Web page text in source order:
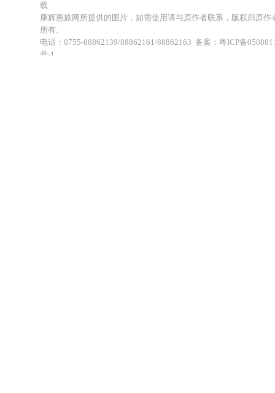
载
康辉惠旅网所提供的图片，如需使用请与原作者联系，版权归原作
所有。
电话：0755-88862139/88862161/88862163 备案：粤ICP备
号-1